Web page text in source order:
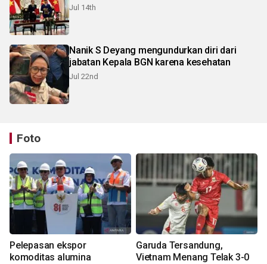
Jul 14th
Nanik S Deyang mengundurkan diri dari
jabatan Kepala BGN karena kesehatan
Jul 22nd
Foto
Pelepasan ekspor
komoditas alumina
Garuda Tersandung,
Vietnam Menang Telak 3-0